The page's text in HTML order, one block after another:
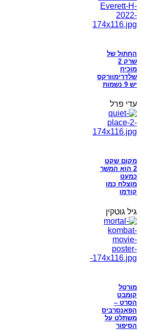
החתול של
שרק 2
מוכיח
שלדרימוורקס
יש 9 נשמות
עדי פרל
מקום שקט
2 הוא המשך
כמעט
מוצלח כמו
קודמו
גיל גוטקין
מורטל
קומבט
הסרט –
הפאנסרביס
משתלט על
הסיפור